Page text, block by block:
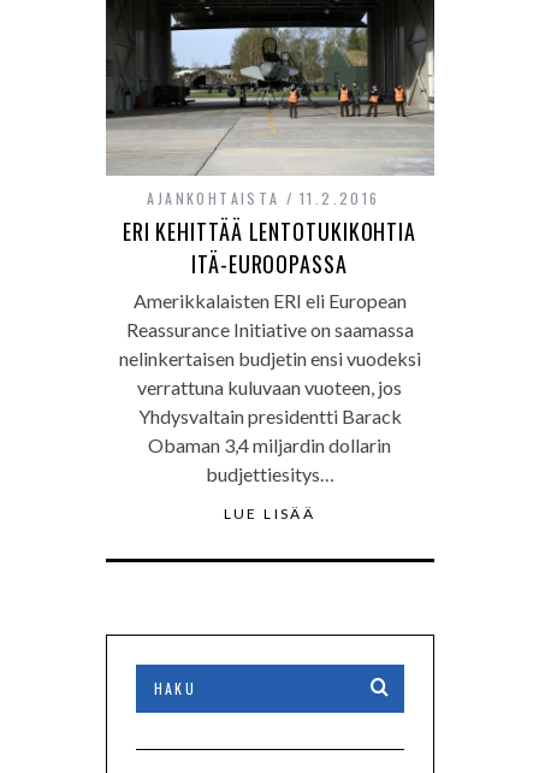
AJANKOHTAISTA 11.2.2016
ERI KEHITTÄÄ LENTOTUKIKOHTIA
ITÄ-EUROOPASSA
Amerikkalaisten ERI eli European
Reassurance Initiative on saamassa
nelinkertaisen budjetin ensi vuodeksi
verrattuna kuluvaan vuoteen, jos
Yhdysvaltain presidentti Barack
Obaman 3,4 miljardin dollarin
budjettiesitys…
LUE LISÄÄ